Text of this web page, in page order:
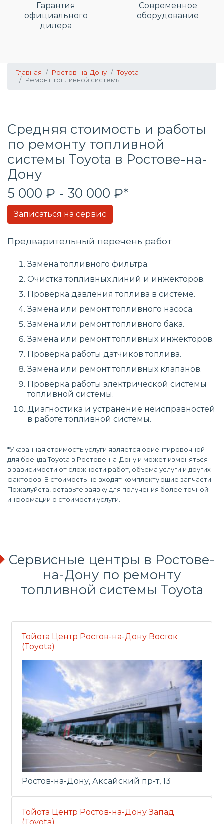
Гарантия
официального
дилера
Современное
оборудование
Главная Ростов-на-Дону
Toyota
Ремонт топливной системы
Средняя стоимость и работы
по ремонту топливной
системы Toyota в Ростове-на-
Дону
5 000 ₽ - 30 000 ₽*
Записаться на сервис
Предварительный перечень работ
Замена топливного фильтра.
Очистка топливных линий и инжекторов.
Проверка давления топлива в системе.
Замена или ремонт топливного насоса.
Замена или ремонт топливного бака.
Замена или ремонт топливных инжекторов.
Проверка работы датчиков топлива.
Замена или ремонт топливных клапанов.
Проверка работы электрической системы
топливной системы.
Диагностика и устранение неисправностей
в работе топливной системы.
*Указанная стоимость услуги является ориентировочной
для бренда Toyota в Ростове-на-Дону и может изменяться
в зависимости от сложности работ, объема услуги и других
факторов. В стоимость не входят комплектующие запчасти.
Пожалуйста, оставьте заявку для получения более точной
информации о стоимости услуги.
Сервисные центры в Ростове-
на-Дону по ремонту
топливной системы Toyota
Тойота Центр Ростов-на-Дону Восток
(Toyota)
Ростов-на-Дону, Аксайский пр-т, 13
Тойота Центр Ростов-на-Дону Запад